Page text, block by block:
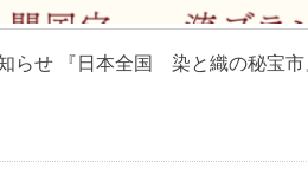
らせ 『日本全国 染と織の秘宝